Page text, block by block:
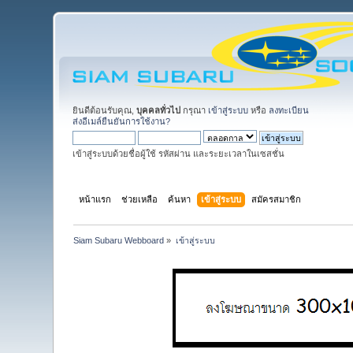
ยินดีต้อนรับคุณ,บุคคลทั่วไป กรุณา เข้าสู่ระบบ หรือ ลงทะเบียน
ส่งอีเมล์ยืนยันการใช้งาน?
เข้าสู่ระบบด้วยชื่อผู้ใช้ รหัสผ่าน และระยะเวลาในเซสชั่น
หน้าแรก ช่วยเหลือ ค้นหา เข้าสู่ระบบ สมัครสมาชิก
Siam Subaru Webboard » เข้าสู่ระบบ